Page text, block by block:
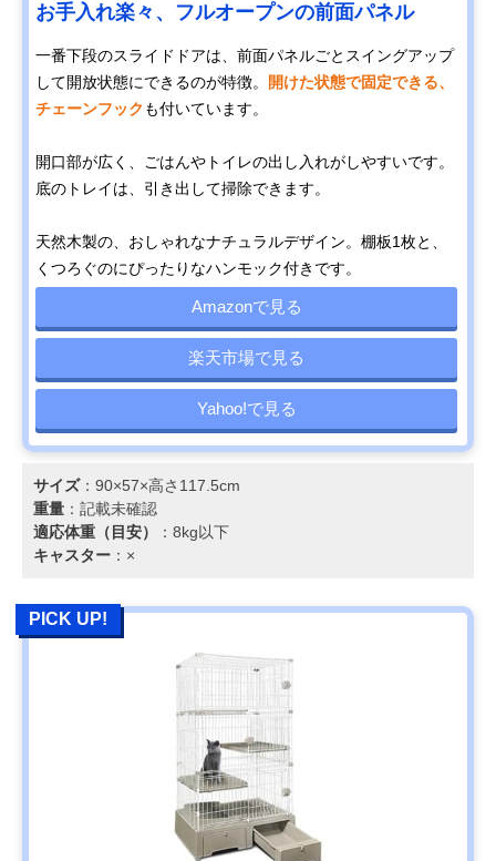
お手入れ楽々、フルオープンの前面パネル
一番下段のスライドドアは、前面パネルごとスイングアップ
して開放状態にできるのが特徴。
開けた状態で固定できる、
チェーンフック も付いています。
開口部が広く、ごはんやトイレの出し入れがしやすいです。
底のトレイは、引き出して掃除できます。
天然木製の、おしゃれなナチュラルデザイン。棚板1枚と、
くつろぐのにぴったりなハンモック付きです。
Amazonで見る
楽天市場で見る
Yahoo!で見る
サイズ：90×57×高さ117.5cm
重量 ：記載未確認
適応体重（目安）
：8kg以下
キャスター ：×
PICK UP!